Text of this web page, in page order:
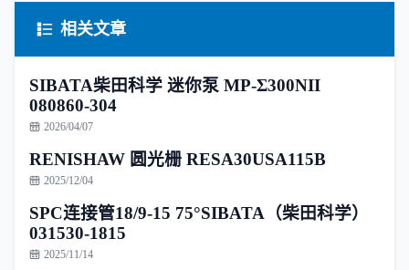
相关文章
SIBATA柴田科学 迷你泵 MP-Σ300NII
080860-304
2026/04/07
RENISHAW 圆光栅 RESA30USA115B
2025/12/04
SPC连接管18/9-15 75°SIBATA（柴田科学）
031530-1815
2025/11/14